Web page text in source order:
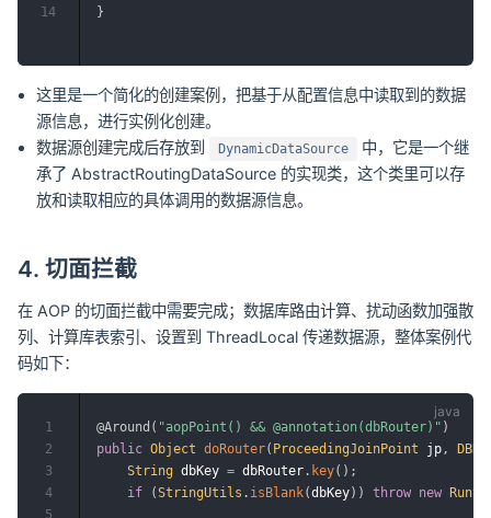
}
14
这里是一个简化的创建案例，把基于从配置信息中读取到的数据
源信息，进行实例化创建。
数据源创建完成后存放到
DynamicDataSource
中，它是一个继
承了 AbstractRoutingDataSource 的实现类，这个类里可以存
放和读取相应的具体调用的数据源信息。
4. 切面拦截
在 AOP 的切面拦截中需要完成；数据库路由计算、扰动函数加强散
列、计算库表索引、设置到 ThreadLocal 传递数据源，整体案例代
码如下：
@Around ( "aopPoint() && @annotation(dbRouter)" )
public Object doRouter( ProceedingJoinPoint jp ,
String dbKey = dbRouter . key( ) ;
if
(StringUtils . isBlank(dbKey) ) throw new
1
2
3
4
5